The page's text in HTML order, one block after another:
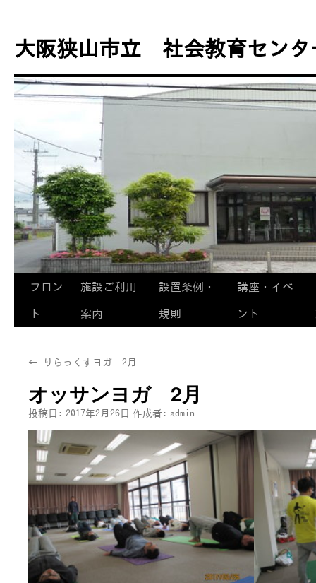
テ
ン
へ
ス
プ
大阪狭山市立 社会教育センタ
フロン
ト
施設ご利用
案内
設置条例・
規則
講座・イベ
ント
← りらっくすヨガ 2月
オッサンヨガ 2月
投稿日: 2017年2月26日 作成者: admin